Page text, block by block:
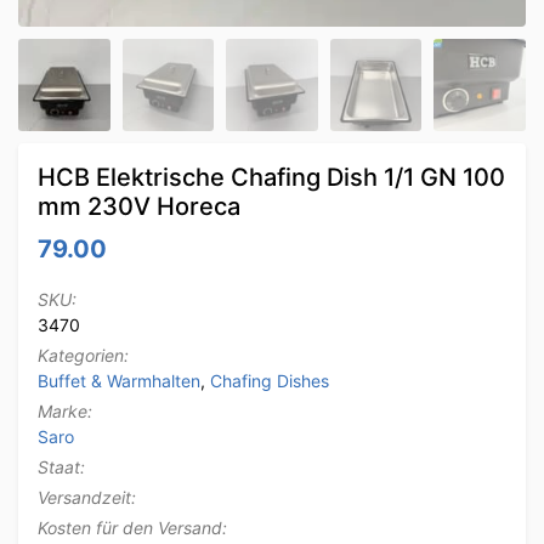
HCB Elektrische Chafing Dish 1/1 GN 100
mm 230V Horeca
79.00
SKU:
3470
Kategorien:
Buffet & Warmhalten, Chafing Dishes
Marke:
Saro
Staat:
Versandzeit:
Kosten für den Versand: